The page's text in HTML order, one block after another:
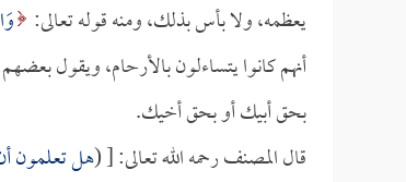
يعظمه، ولا بأس بذلك، ومنه قوله تعالى:
أنهم كانوا يتساءلون بالأرحام، ويقول
بحق أبيك أو بحق أخيك.
قال المصنف رحمه الله تعالى: [ (هل تعلمون